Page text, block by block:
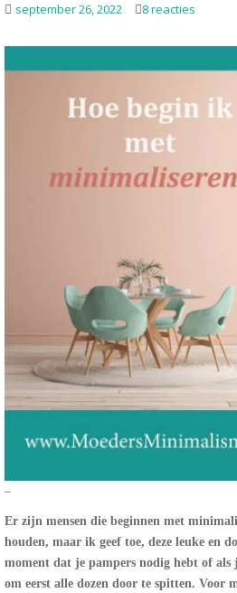
september 26, 2022 8 reacties
–
Er zijn mensen die beginnen met
houden, maar ik geef toe, deze leuke en
moment dat je pampers nodig hebt of
om eerst alle dozen door te spitten. Voor